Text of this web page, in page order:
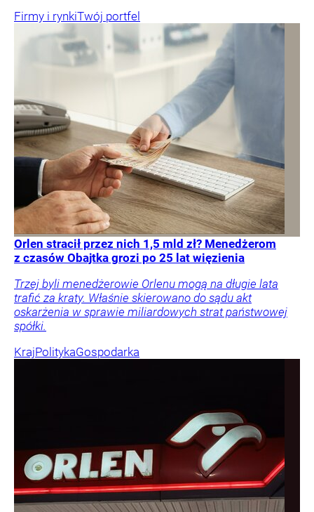
Firmy i rynkiTwój portfel
Orlen stracił przez nich 1,5 mld zł? Menedżerom
z czasów Obajtka grozi po 25 lat więzienia
Trzej byli menedżerowie Orlenu mogą na długie lata
trafić za kraty. Właśnie skierowano do sądu akt
oskarżenia w sprawie miliardowych strat państwowej
spółki.
KrajPolitykaGospodarka